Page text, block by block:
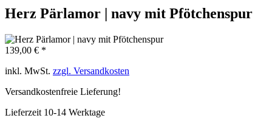
Herz Pärlamor | navy mit Pfötchenspur
139,00 € *
inkl. MwSt. zzgl. Versandkosten
Versandkostenfreie Lieferung!
Lieferzeit 10-14 Werktage